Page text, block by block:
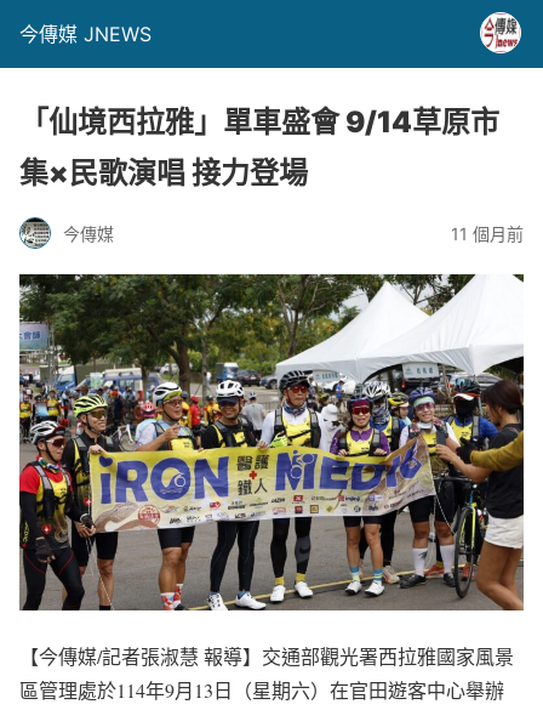
今傳媒 JNEWS
「仙境西拉雅」單車盛會 9/14草原市
集×民歌演唱 接力登場
今傳媒 11 個月前
【今傳媒/記者張淑慧 報導】交通部觀光署西拉雅國家風景
區管理處於114年9月13日（星期六）在官田遊客中心舉辦